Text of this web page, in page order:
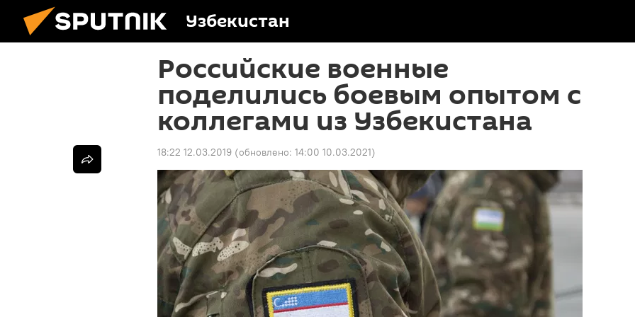
Узбекистан
Российские военные
поделились боевым опытом с
коллегами из Узбекистана
18:22 12.03.2019 (обновлено: 14:00 10.03.2021)